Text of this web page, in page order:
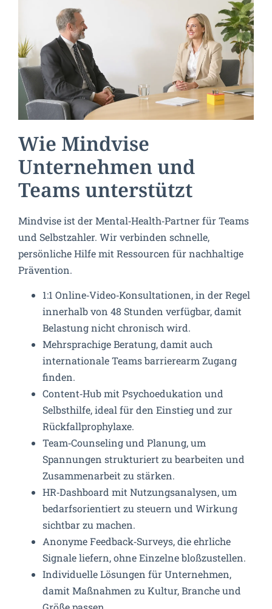
Wie Mindvise
Unternehmen und
Teams unterstützt
Mindvise ist der Mental‑Health‑Partner für Teams
und Selbstzahler. Wir verbinden schnelle,
persönliche Hilfe mit Ressourcen für nachhaltige
Prävention.
1:1 Online‑Video‑Konsultationen, in der Regel
innerhalb von 48 Stunden verfügbar, damit
Belastung nicht chronisch wird.
Mehrsprachige Beratung, damit auch
internationale Teams barrierearm Zugang
finden.
Content‑Hub mit Psychoedukation und
Selbsthilfe, ideal für den Einstieg und zur
Rückfallprophylaxe.
Team‑Counseling und Planung, um
Spannungen strukturiert zu bearbeiten und
Zusammenarbeit zu stärken.
HR‑Dashboard mit Nutzungsanalysen, um
bedarfsorientiert zu steuern und Wirkung
sichtbar zu machen.
Anonyme Feedback‑Surveys, die ehrliche
Signale liefern, ohne Einzelne bloßzustellen.
Individuelle Lösungen für Unternehmen,
damit Maßnahmen zu Kultur, Branche und